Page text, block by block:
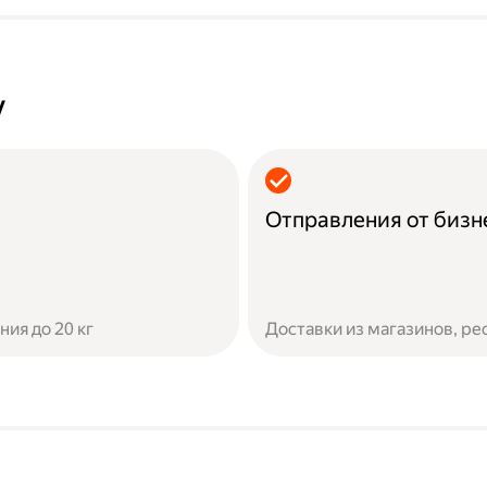
до 20 кг
Отправления от
Доставки из магазинов,